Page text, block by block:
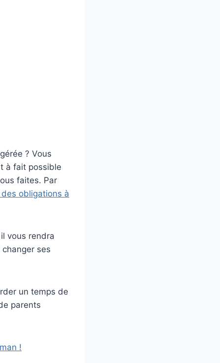
? Vous
à fait possible
faites. Par
obligations à
vous rendra
ses
un temps de
parents
!